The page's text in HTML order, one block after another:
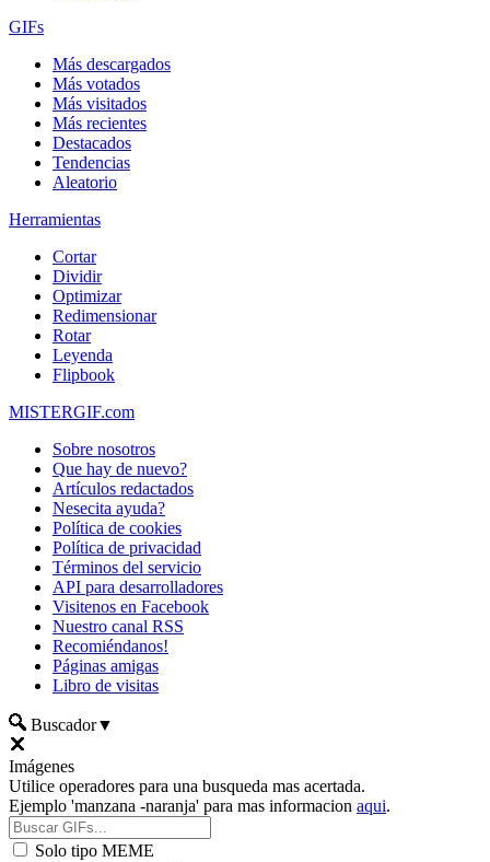
GIFs
Más descargados
Más votados
Más visitados
Más recientes
Destacados
Tendencias
Aleatorio
Herramientas
Cortar
Dividir
Optimizar
Redimensionar
Rotar
Leyenda
Flipbook
MISTERGIF.com
Sobre nosotros
Que hay de nuevo?
Artículos redactados
Nesecita ayuda?
Política de cookies
Política de privacidad
Términos del servicio
API para desarrolladores
Visitenos en Facebook
Nuestro canal RSS
Recomiéndanos!
Páginas amigas
Libro de visitas
Buscador▼
Imágenes
Utilice operadores para una busqueda mas acertada.
Ejemplo 'manzana -naranja' para mas informacion aqui.
Solo tipo MEME